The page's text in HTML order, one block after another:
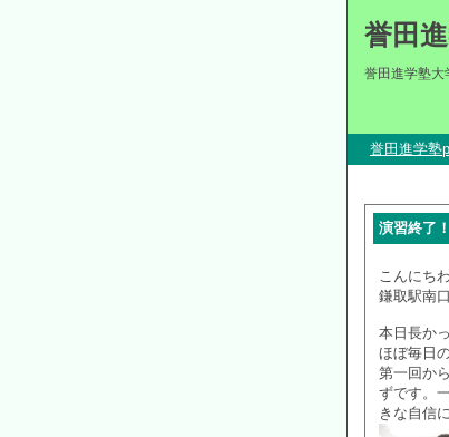
誉田
誉田進学塾大
誉田進学塾
演習終了！
こんにち
鎌取駅南
本日長か
ほぼ毎日
第一回か
ずです。
きな自信